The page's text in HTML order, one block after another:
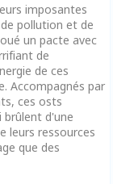
imposantes
pollution et de
un pacte avec
de
de ces
Accompagnés par
ces osts
brûlent d'une
leurs ressources
que des